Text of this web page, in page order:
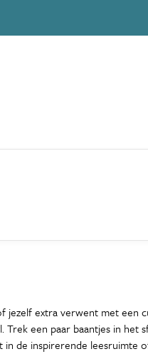
jezelf extra verwent met een
Trek een paar baantjes in het
de inspirerende leesruimte